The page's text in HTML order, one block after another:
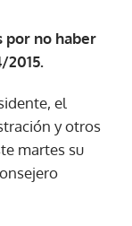
por no haber
2015.
el
y otros
martes su